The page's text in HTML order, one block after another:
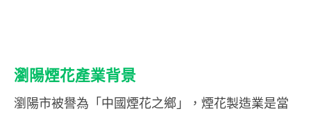
瀏陽煙花產業背景
瀏陽市被譽為「中國煙花之鄉」，煙花製造業是當